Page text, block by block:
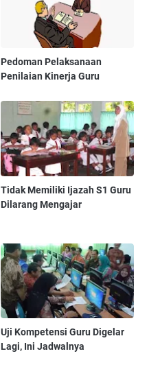
Pedoman Pelaksanaan
Penilaian Kinerja Guru
Tidak Memiliki Ijazah S1 Guru
Dilarang Mengajar
Uji Kompetensi Guru Digelar
Lagi, Ini Jadwalnya